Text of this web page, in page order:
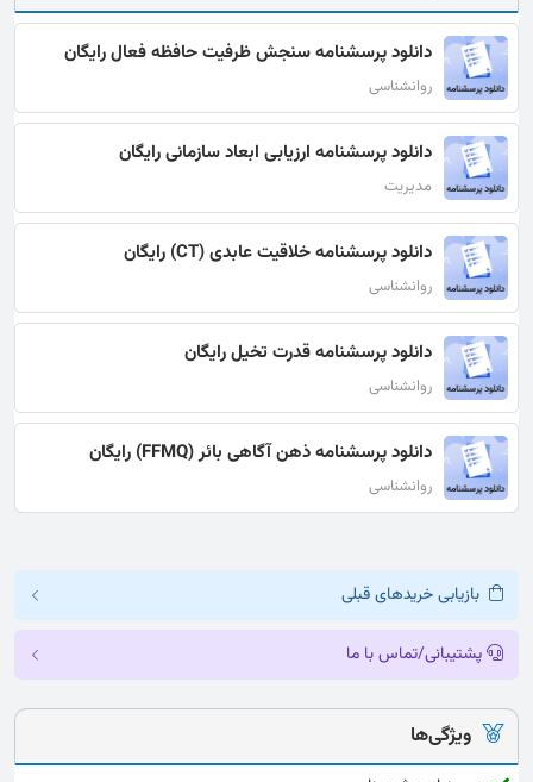
دانلود پرسشنامه سنجش ظرفیت حافظه فعال رایگان
روانشناسی
دانلود پرسشنامه ارزیابی ابعاد سازمانی رایگان
مدیریت
دانلود پرسشنامه خلاقیت عابدی (CT) رایگان
روانشناسی
دانلود پرسشنامه قدرت تخیل رایگان
روانشناسی
دانلود پرسشنامه ذهن آگاهی بائر (FFMQ) رایگان
روانشناسی
بازیابی خریدهای قبلی
پشتیبانی/تماس با ما
ویژگی‌ها